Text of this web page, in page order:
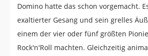
Domino hatte das schon vorgemacht.
exaltierter Gesang und sein grelles
einem der vier oder fünf größten
Rock'n'Roll machten. Gleichzeitig